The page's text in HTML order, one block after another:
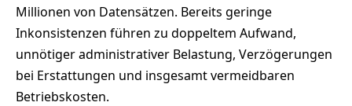
Millionen von Datensätzen. Bereits geringe
Inkonsistenzen führen zu doppeltem Aufwand,
unnötiger administrativer Belastung, Verzögerungen
bei Erstattungen und insgesamt vermeidbaren
Betriebskosten.